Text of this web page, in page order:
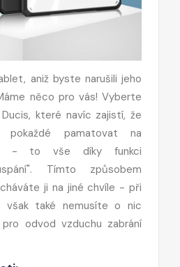
aniž byste narušili jeho
něco pro vás! Vyberte
které navíc zajistí, že
pokaždé pamatovat na
- to vše díky funkci
Tímto způsobem
ji na jiné chvíle - při
však také nemusíte o nic
odvod vzduchu zabrání